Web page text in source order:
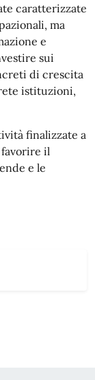
caratterizzate
ma
e
sui
di crescita
istituzioni,
finalizzate a
favorire il
e le